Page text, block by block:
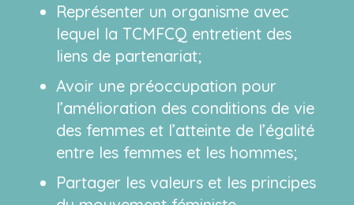
Représenter un organisme avec
lequel la TCMFCQ entretient des
liens de partenariat;
Avoir une préoccupation pour
l’amélioration des conditions de vie
des femmes et l’atteinte de l’égalité
entre les femmes et les hommes;
Partager les valeurs et les principes